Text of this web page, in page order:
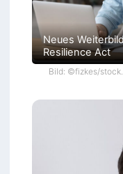
Neues
Resilience Act
Bild: ©fizkes/